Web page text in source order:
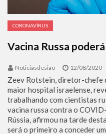
CORONAVÍRUS
Vacina Russa
Noticiasdesiao 12/08/2020
Zeev Rotstein, diretor-chefe
maior hospital israelense,
trabalhando com cientistas
vacina russa contra o
Rússia, afirmou na tarde
será o primeiro a conceder